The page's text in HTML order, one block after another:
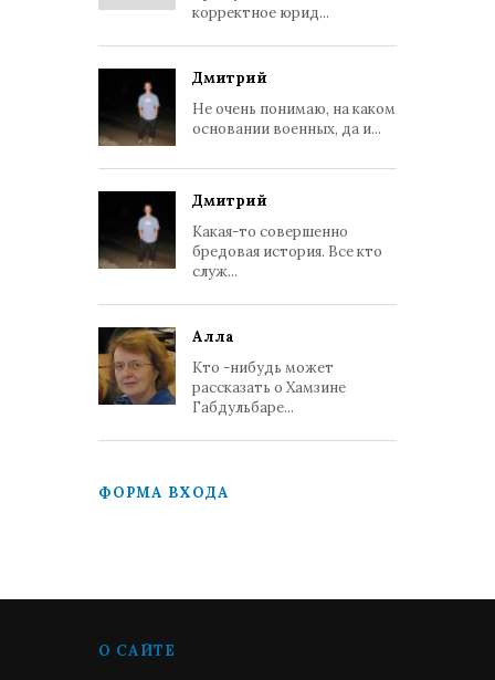
корректное юрид...
Дмитрий
Не очень понимаю, на каком
основании военных, да и...
Дмитрий
Какая-то совершенно
бредовая история. Все кто
служ...
Алла
Кто -нибудь может
рассказать о Хамзине
Габдульбаре...
ФОРМА ВХОДА
О САЙТЕ